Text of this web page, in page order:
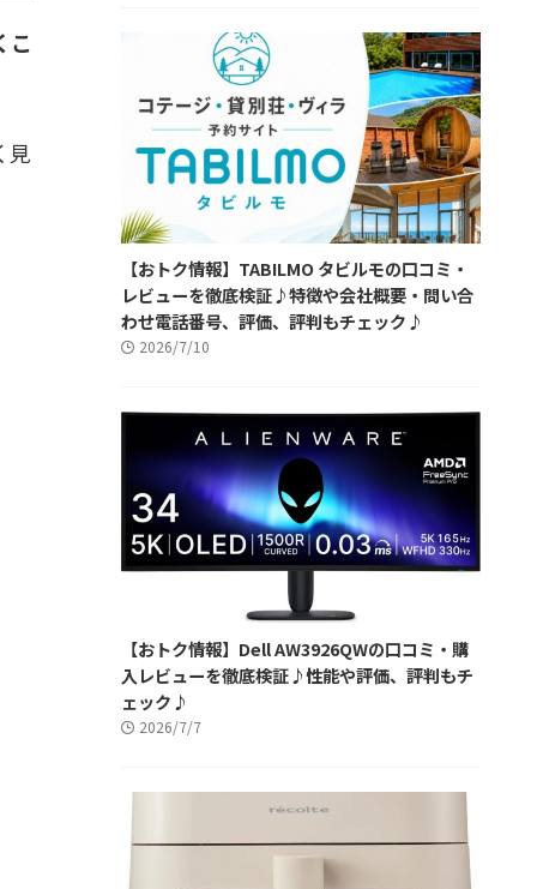
こ
見
【おトク情報】TABILMO タビルモの口コミ・
レビューを徹底検証♪特徴や会社概要・問い合
わせ電話番号、評価、評判もチェック♪
2026/7/10
【おトク情報】Dell AW3926QWの口コミ・購
入レビューを徹底検証♪性能や評価、評判もチ
ェック♪
2026/7/7